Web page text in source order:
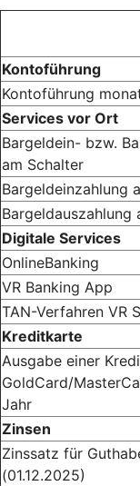
Kontoführung
Kontoführung
Services vor Ort
Bargeldein- bzw.
am Schalter
Bargeldeinzahlung
Bargeldauszahlung
Digitale Services
OnlineBanking
VR Banking App
TAN-Verfahren VR
Kreditkarte
Ausgabe einer
GoldCard/
Jahr
Zinsen
Zinssatz für
(01.12.2025)